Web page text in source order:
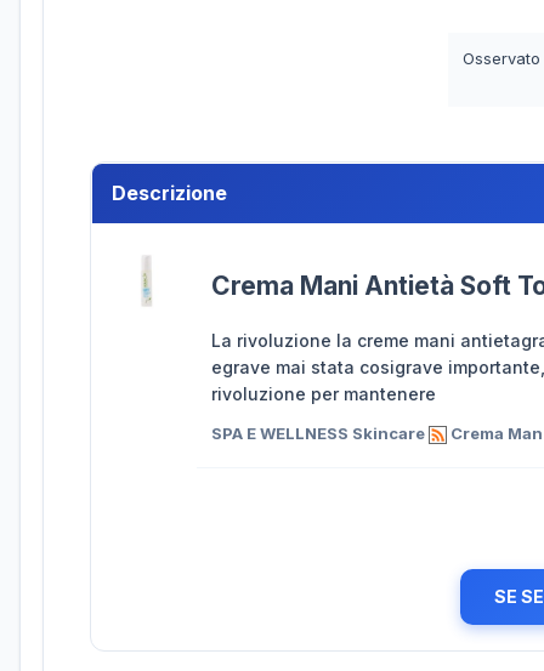
Descrizione
Crema Mani Antietà Soft
La rivoluzione la creme mani
egrave mai stata cosigrave
rivoluzione per mantenere
SPA E WELLNESS Skincare Crema
SE